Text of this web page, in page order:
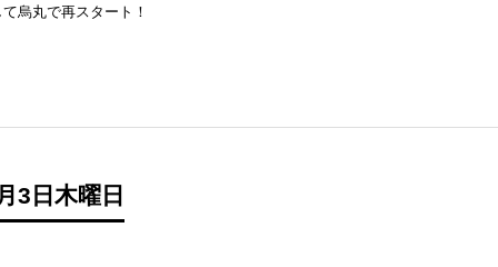
烏丸で再スタート！
3日木曜日